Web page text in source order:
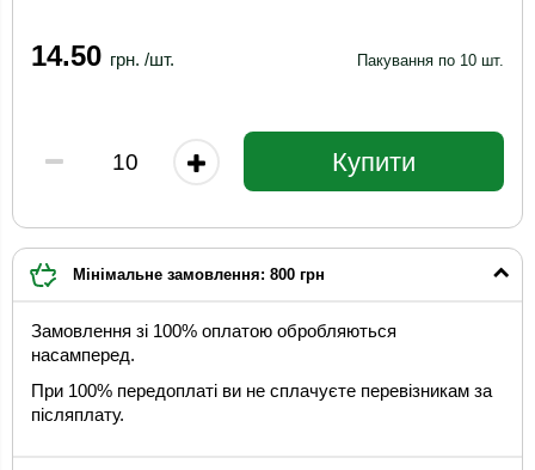
14.50 грн. /шт. Пакування по 10 шт.
Купити
Мінімальне замовлення: 800 грн
Замовлення зі 100% оплатою обробляються
насамперед.
При 100% передоплаті ви не сплачуєте перевізникам за
післяплату.